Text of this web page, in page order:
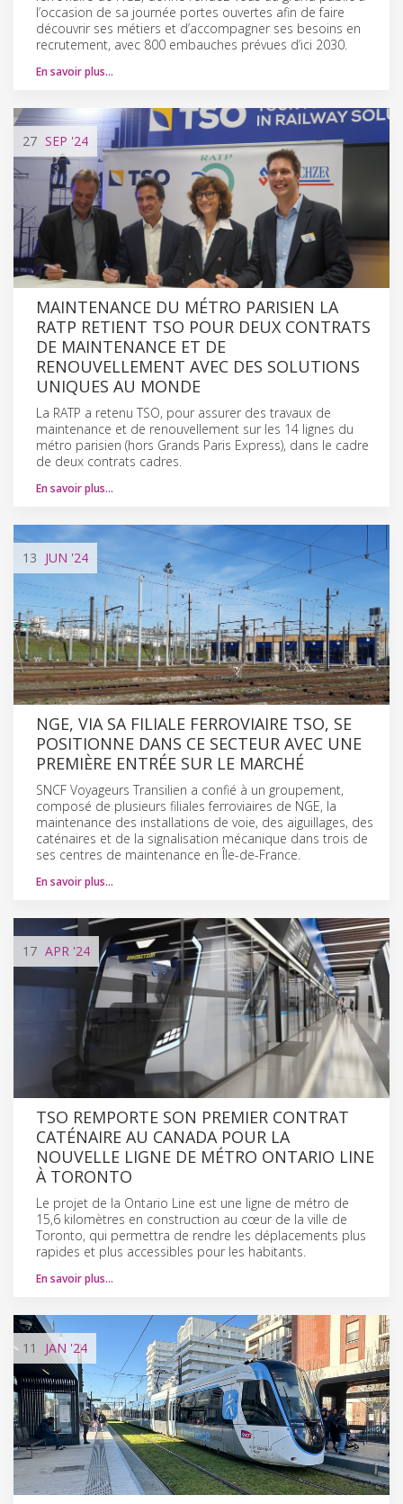
l’occasion de sa journée portes ouvertes afin de faire
découvrir ses métiers et d’accompagner ses besoins en
recrutement, avec 800 embauches prévues d’ici 2030.
En savoir plus…
27 SEP '24
MAINTENANCE DU MÉTRO PARISIEN LA
RATP RETIENT TSO POUR DEUX CONTRATS
DE MAINTENANCE ET DE
RENOUVELLEMENT AVEC DES SOLUTIONS
UNIQUES AU MONDE
La RATP a retenu TSO, pour assurer des travaux de
maintenance et de renouvellement sur les 14 lignes du
métro parisien (hors Grands Paris Express), dans le cadre
de deux contrats cadres.
En savoir plus…
13 JUN '24
NGE, VIA SA FILIALE FERROVIAIRE TSO, SE
POSITIONNE DANS CE SECTEUR AVEC UNE
PREMIÈRE ENTRÉE SUR LE MARCHÉ
SNCF Voyageurs Transilien a confié à un groupement,
composé de plusieurs filiales ferroviaires de NGE, la
maintenance des installations de voie, des aiguillages, des
caténaires et de la signalisation mécanique dans trois de
ses centres de maintenance en Île-de-France.
En savoir plus…
17 APR '24
TSO REMPORTE SON PREMIER CONTRAT
CATÉNAIRE AU CANADA POUR LA
NOUVELLE LIGNE DE MÉTRO ONTARIO LINE
À TORONTO
Le projet de la Ontario Line est une ligne de métro de
15,6 kilomètres en construction au cœur de la ville de
Toronto, qui permettra de rendre les déplacements plus
rapides et plus accessibles pour les habitants.
En savoir plus…
11 JAN '24